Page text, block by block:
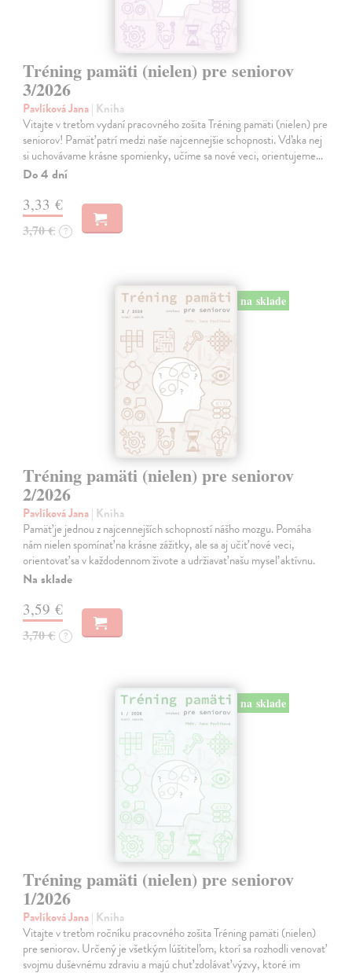
Tréning pamäti (nielen) pre seniorov
3/2026
Pavlíková Jana| Kniha
Vitajte v treťom vydaní pracovného zošita Tréning pamäti (nielen) pre
seniorov! Pamäť patrí medzi naše najcennejšie schopnosti. Vďaka nej
si uchovávame krásne spomienky, učíme sa nové veci, orientujeme…
Do 4 dní
3,33 €
3,70 € ?
na sklade
Tréning pamäti (nielen) pre seniorov
2/2026
Pavlíková Jana| Kniha
Pamäť je jednou z najcennejších schopností nášho mozgu. Pomáha
nám nielen spomínať na krásne zážitky, ale sa aj učiť nové veci,
orientovať sa v každodennom živote a udržiavať našu myseľ aktívnu.
Na sklade
3,59 €
3,70 € ?
na sklade
Tréning pamäti (nielen) pre seniorov
1/2026
Pavlíková Jana| Kniha
Vitajte v treťom ročníku pracovného zošita Tréning pamäti (nielen)
pre seniorov. Určený je všetkým lúštiteľom, ktorí sa rozhodli venovať
svojmu duševnému zdraviu a majú chuť zdolávať výzvy, ktoré im